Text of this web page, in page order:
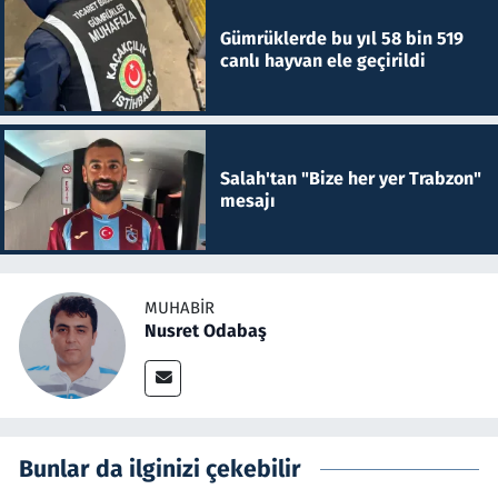
Gümrüklerde bu yıl 58 bin 519
canlı hayvan ele geçirildi
Salah'tan "Bize her yer Trabzon"
mesajı
MUHABIR
Nusret Odabaş
Bunlar da ilginizi çekebilir